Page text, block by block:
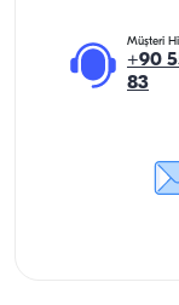
Müşteri
+90
83